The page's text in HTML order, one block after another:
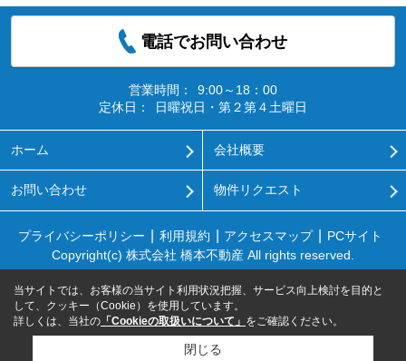
電話でお問い合わせ
営業時間：
9:00～18：00
定休日：
日曜祝日・第２第４土曜日
ホーム 会社概要
お問い合わせ 物件リクエスト
プライバシーポリシー 利用規約 アクセスマップ
PCサイト
Copyright(c) 株式会社 橋本不動産 All rights reserved.
当サイトでは、お客様の当サイト利用状況把握、サービス向上検討を目的と
して、クッキー（Cookie）を使用しています。
詳しくは、当社の 「Cookieの取扱いについて」 をご確認ください。
閉じる